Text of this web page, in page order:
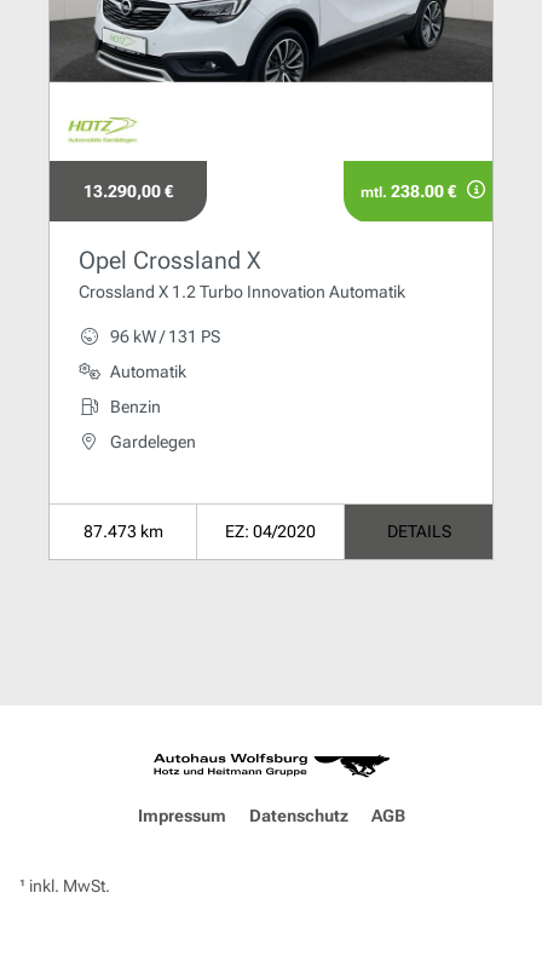
13.290,00 € mtl. 238.00 €
Opel Crossland X
Crossland X 1.2 Turbo Innovation Automatik
96 kW / 131 PS
Automatik
Benzin
Gardelegen
87.473 km EZ: 04/2020 DETAILS
Impressum Datenschutz AGB
¹ inkl. MwSt.